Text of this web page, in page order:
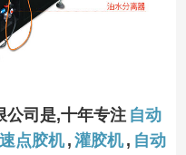
公司是,十年专注 自动
点胶机 , 灌胶机 , 自动